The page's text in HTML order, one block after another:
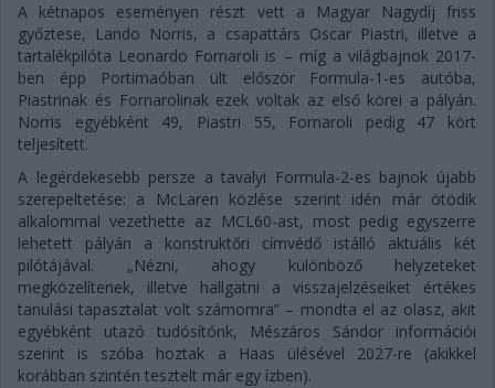
A kétnapos eseményen részt vett a Magyar Nagydíj friss
győztese, Lando Norris, a csapattárs Oscar Piastri, illetve a
tartalékpilóta Leonardo Fornaroli is – míg a világbajnok 2017-
ben épp Portimaóban ült először Formula-1-es autóba,
Piastrinak és Fornarolinak ezek voltak az első körei a pályán.
Norris egyébként 49, Piastri 55, Fornaroli pedig 47 kört
teljesített.
A legérdekesebb persze a tavalyi Formula-2-es bajnok újabb
szerepeltetése: a McLaren közlése szerint idén már ötödik
alkalommal vezethette az MCL60-ast, most pedig egyszerre
lehetett pályán a konstruktőri címvédő istálló aktuális két
pilótájával. „Nézni, ahogy különböző helyzeteket
megközelítenek, illetve hallgatni a visszajelzéseiket értékes
tanulási tapasztalat volt számomra” – mondta el az olasz, akit
egyébként utazó tudósítónk, Mészáros Sándor információi
szerint is szóba hoztak a Haas ülésével 2027-re (akikkel
korábban szintén tesztelt már egy ízben).